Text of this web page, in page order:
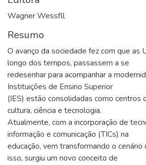
Wagner Wessfll
Resumo
O avanço da sociedade fez com que as
longo dos tempos, passassem a se
redesenhar para acompanhar a
Instituições de Ensino Superior
(IES) estão consolidadas como centros
cultura, ciência e tecnologia.
Atualmente, com a incorporação de
informação e comunicação (TICs) na
educação, vem transformando o cenário
isso, surgiu um novo conceito de